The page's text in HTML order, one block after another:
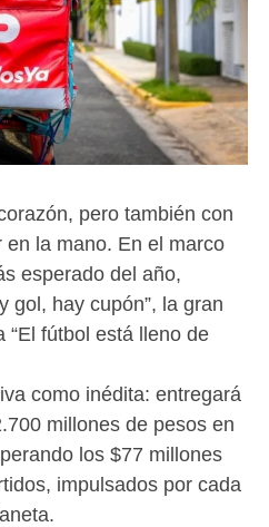
pero también con
la mano. En el marco
esperado del año,
gol, hay cupón”, la gran
“El fútbol está lleno de
como inédita: entregará
millones de pesos en
los $77 millones
impulsados por cada